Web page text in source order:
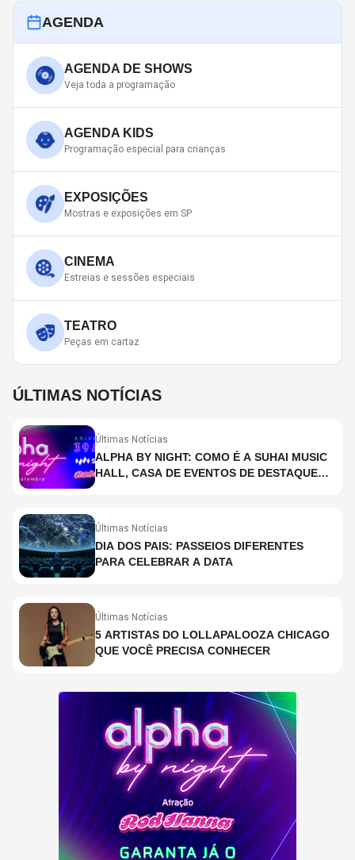
AGENDA
AGENDA DE SHOWS
Veja toda a programação
AGENDA KIDS
Programação especial para crianças
EXPOSIÇÕES
Mostras e exposições em SP
CINEMA
Estreias e sessões especiais
TEATRO
Peças em cartaz
ÚLTIMAS NOTÍCIAS
Últimas Notícias
ALPHA BY NIGHT: COMO É A SUHAI MUSIC
HALL, CASA DE EVENTOS DE DESTAQUE
Últimas Notícias
DIA DOS PAIS: PASSEIOS DIFERENTES
PARA CELEBRAR A DATA
Últimas Notícias
5 ARTISTAS DO LOLLAPALOOZA CHICAGO
QUE VOCÊ PRECISA CONHECER